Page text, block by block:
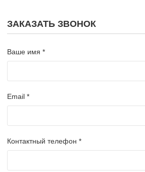
ЗАКАЗАТЬ ЗВОНОК
Ваше имя *
Email *
Контактный телефон *